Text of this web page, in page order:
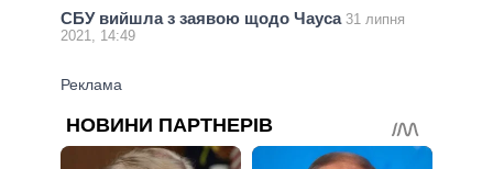
СБУ вийшла з заявою щодо Чауса 31 липня
2021, 14:49